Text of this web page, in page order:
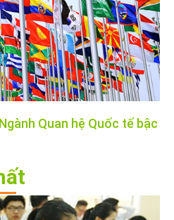
Quan hệ Quốc tế bậc